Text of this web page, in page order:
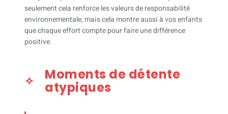
seulement cela renforce les valeurs de responsabilité
environnementale, mais cela montre aussi à vos enfants
que chaque effort compte pour faire une différence
positive.
Moments de détente
atypiques